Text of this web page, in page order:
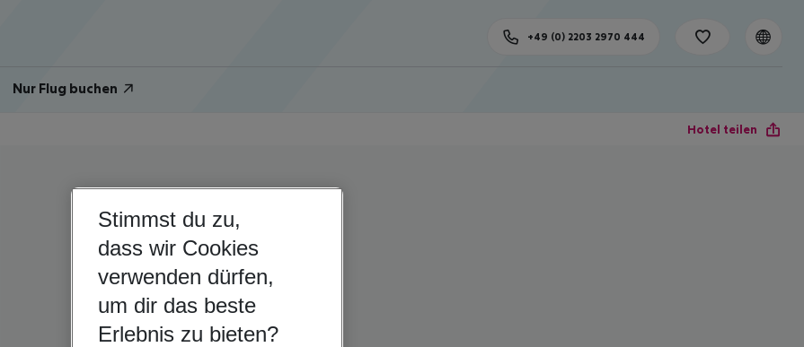
Nur Flug buchen
+49 (0) 2203 2970 444
Hotel teilen
Stimmst du zu,
dass wir Cookies
verwenden dürfen,
um dir das beste
Erlebnis zu bieten?